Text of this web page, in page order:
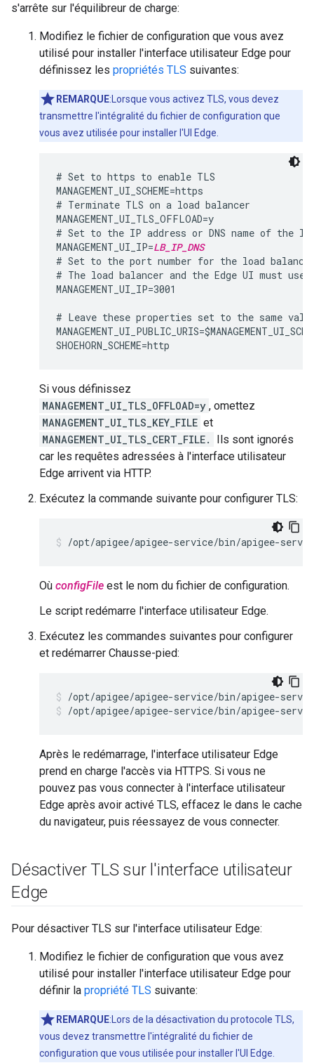
s'arrête sur l'équilibreur de charge:
Modifiez le fichier de configuration que vous avez
utilisé pour installer l'interface utilisateur Edge pour
définissez les propriétés TLS suivantes:
REMARQUE:Lorsque vous activez TLS, vous devez
transmettre l'intégralité du fichier de configuration que
vous avez utilisée pour installer l'UI Edge.
# Set to https to enable TLS
MANAGEMENT_UI_SCHEME=https
# Terminate TLS on a load balancer
MANAGEMENT_UI_TLS_OFFLOAD=y
# Set to the IP address or DNS name of the
MANAGEMENT_UI_IP=LB_IP_DNS
# Set to the port number for the load
# The load balancer and the Edge UI must use
MANAGEMENT_UI_IP=3001
# Leave these properties set to the same
Si vous définissez
MANAGEMENT_UI_TLS_OFFLOAD=y , omettez
MANAGEMENT_UI_TLS_KEY_FILE et
MANAGEMENT_UI_TLS_CERT_FILE.
Ils sont ignorés
car les requêtes adressées à l'interface utilisateur
Edge arrivent via HTTP.
Exécutez la commande suivante pour configurer TLS:
/opt/apigee/apigee-service/bin/apigee-
Où configFile est le nom du fichier de configuration.
Le script redémarre l'interface utilisateur Edge.
Exécutez les commandes suivantes pour configurer
et redémarrer Chausse-pied:
/opt/apigee/apigee-service/bin/apigee-
/opt/apigee/apigee-service/bin/apigee-
Après le redémarrage, l'interface utilisateur Edge
prend en charge l'accès via HTTPS. Si vous ne
pouvez pas vous connecter à l'interface utilisateur
Edge après avoir activé TLS, effacez le dans le cache
du navigateur, puis réessayez de vous connecter.
Désactiver TLS sur l'interface utilisateur
Edge
Pour désactiver TLS sur l'interface utilisateur Edge:
Modifiez le fichier de configuration que vous avez
utilisé pour installer l'interface utilisateur Edge pour
définir la propriété TLS suivante:
REMARQUE:Lors de la désactivation du protocole TLS,
vous devez transmettre l'intégralité du fichier de
configuration que vous utilisée pour installer l'UI Edge.